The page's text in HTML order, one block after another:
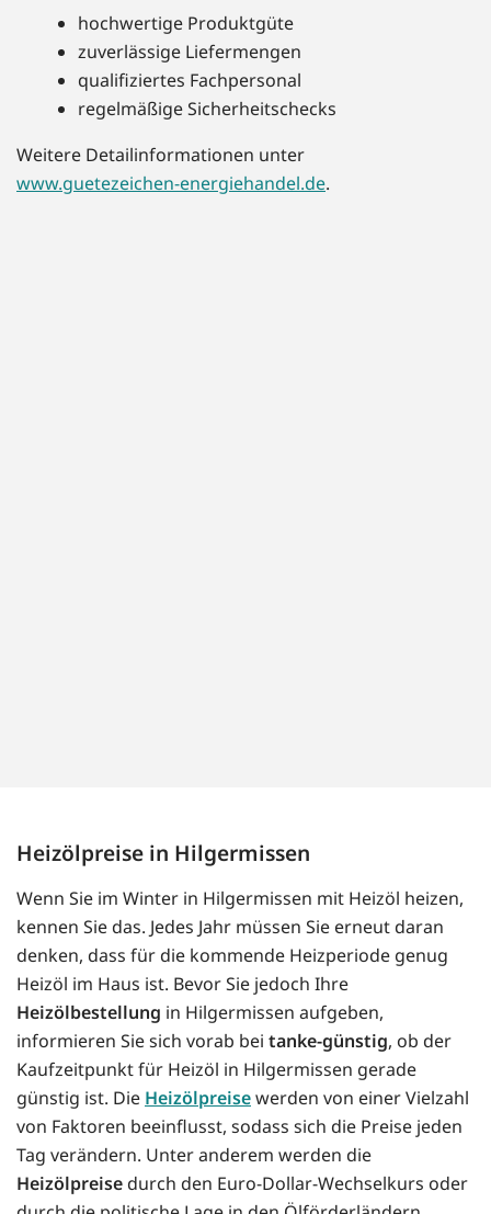
hochwertige Produktgüte
zuverlässige Liefermengen
qualifiziertes Fachpersonal
regelmäßige Sicherheitschecks
Weitere Detailinformationen unter
www.guetezeichen-energiehandel.de.
Heizölpreise in Hilgermissen
Wenn Sie im Winter in Hilgermissen mit Heizöl heizen,
kennen Sie das. Jedes Jahr müssen Sie erneut daran
denken, dass für die kommende Heizperiode genug
Heizöl im Haus ist. Bevor Sie jedoch Ihre
Heizölbestellung in Hilgermissen aufgeben,
informieren Sie sich vorab bei tanke-günstig, ob der
Kaufzeitpunkt für Heizöl in Hilgermissen gerade
günstig ist. Die Heizölpreisewerden von einer Vielzahl
von Faktoren beeinflusst, sodass sich die Preise jeden
Tag verändern. Unter anderem werden die
Heizölpreise durch den Euro-Dollar-Wechselkurs oder